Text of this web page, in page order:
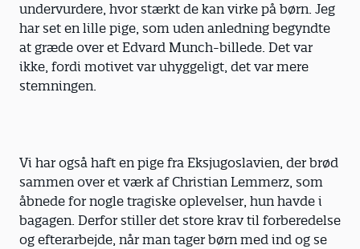
undervurdere, hvor stærkt de kan virke på børn. Jeg
har set en lille pige, som uden anledning begyndte
at græde over et Edvard Munch-billede. Det var
ikke, fordi motivet var uhyggeligt, det var mere
stemningen.
Vi har også haft en pige fra Eksjugoslavien, der brød
sammen over et værk af Christian Lemmerz, som
åbnede for nogle tragiske oplevelser, hun havde i
bagagen. Derfor stiller det store krav til forberedelse
og efterarbejde, når man tager børn med ind og se